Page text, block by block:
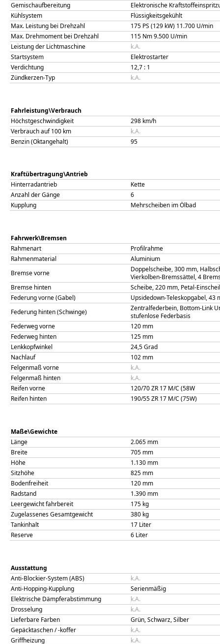
Gemischaufbereitung
Elektronische
Kühlsystem
Flüssigkeitsgekühlt
Max. Leistung bei Drehzahl
175 PS (129 kW) 11.700 U/min
Max. Drehmoment bei Drehzahl
115 Nm9.500 U/min
Leistung der Lichtmaschine
k.A.
Startsystem
Elektrostarter
Verdichtung
12,7 : 1
Zündkerzen-Typ
k.A.
Fahrleistung\Verbrauch
Höchstgeschwindigkeit
298 km/h
Verbrauch auf 100 km
k.A.
Benzin (Oktangehalt)
95
Kraftübertragung\Antrieb
Hinterradantrieb
Kette
Anzahl der Gänge
6
Kupplung
Mehrscheiben im Ölbad
Fahrwerk\Bremsen
Rahmenart
Profilrahme
Rahmenmaterial
Aluminium
Bremse vorne
Doppelscheibe, 300 mm,
Vierkolben-Bremssättel, 4
Bremse hinten
Scheibe, 220 mm, Petal-
Federung vorne (Gabel)
Upsidedown-Teleskopgabel,
Federung hinten (Schwinge)
Zentralfederbein, Bottom-Link
stufenlose Federbasis
Federweg vorne
120 mm
Federweg hinten
125 mm
Lenkkopfwinkel
24,5Grad
Nachlauf
102 mm
Felgenmaß vorne
k.A.
Felgenmaß hinten
k.A.
Reifen vorne
120/70 ZR 17 M/C (58W
Reifen hinten
190/55 ZR 17 M/C (75W)
Maße\Gewichte
Länge
2.065 mm
Breite
705 mm
Höhe
1.130 mm
Sitzhöhe
825 mm
Bodenfreiheit
120 mm
Radstand
1.390 mm
Leergewicht fahrbereit
175 kg
Zugelassenes Gesamtgewicht
380 kg
Tankinhalt
17 Liter
Reserve
6 Liter
Ausstattung
Anti-Blockier-System (ABS)
k.A.
Anti-Hopping-Kupplung
Serienmäßig
Elektrische Dämpferabstimmung
k.A.
Drosselung
k.A.
Lieferbare Farben
Grün, Schwarz, Silber
Gepäcktaschen / -koffer
k.A.
Griffheizung
k.A.